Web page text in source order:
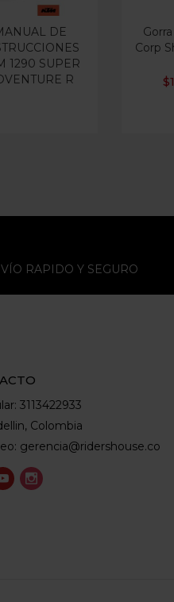
DE
1290 SUPER
R
Corp
$
RAPIDO Y SEGURO
3113422933
Colombia
gerencia@ridershouse.co